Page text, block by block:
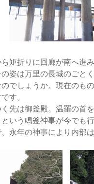
矩折りに回廊が南へ進
の姿は万里の長城のごと
でしょうか。現在のも
す。
先は御釜殿。温羅の首
いう鳴釜神事が今でも
永年の神事により内部